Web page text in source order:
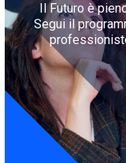
Il Futuro è
Segui il